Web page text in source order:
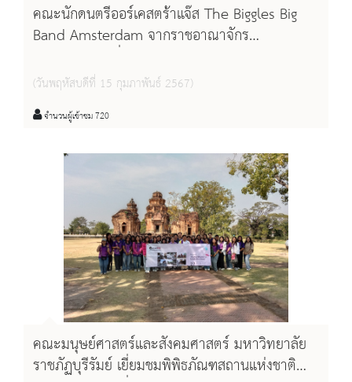
คณะนักดนตรีออร์เคสตร้าแจ๊ส The Biggles Big
Band Amsterdam จากราชอาณาจักร
สุรินทร์ วันที่ 15 กุมภาพันธ์ 2567
(วันพฤหัสบดีที่ 15 กุมภาพันธ์ 2567)
จำนวนผู้เข้าชม 720
คณะมนุษย์ศาสตร์และสังคมศาสตร์ มหาวิทยาลัย
ราชภัฏบุรีรัมย์ เยี่ยมชมพิพิธภัณฑสถานแห่งชาติ